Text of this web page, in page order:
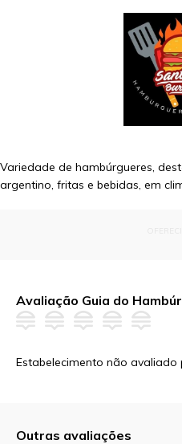
Variedade de hambúrgueres,
argentino, fritas e bebidas, em
Avaliação Guia do
Estabelecimento não avaliado
Outras avaliações